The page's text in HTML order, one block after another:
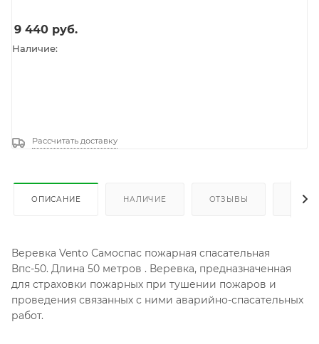
9 440 руб.
Наличие:
Рассчитать доставку
ОПИСАНИЕ НАЛИЧИЕ ОТЗЫВЫ КАК
Веревка Vento Самоспас пожарная спасательная
Впс-50. Длина 50 метров . Веревка, предназначенная
для страховки пожарных при тушении пожаров и
проведения связанных с ними аварийно-спасательных
работ.